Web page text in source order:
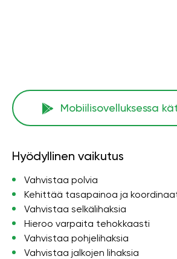
Mobiilisovelluksessa
Hyödyllinen vaikutus
Vahvistaa polvia
Kehittää tasapainoa ja
Vahvistaa selkälihaksia
Hieroo varpaita tehokkaasti
Vahvistaa pohjelihaksia
Vahvistaa jalkojen lihaksia